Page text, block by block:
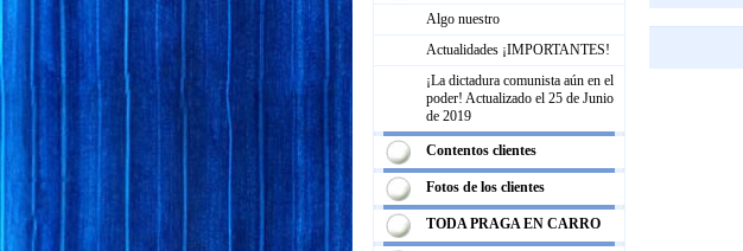
Algo nuestro
Actualidades ¡IMPORTANTES!
¡La dictadura comunista aún en el
poder! Actualizado el 25 de Junio
de 2019
Contentos clientes
Fotos de los clientes
TODA PRAGA EN CARRO